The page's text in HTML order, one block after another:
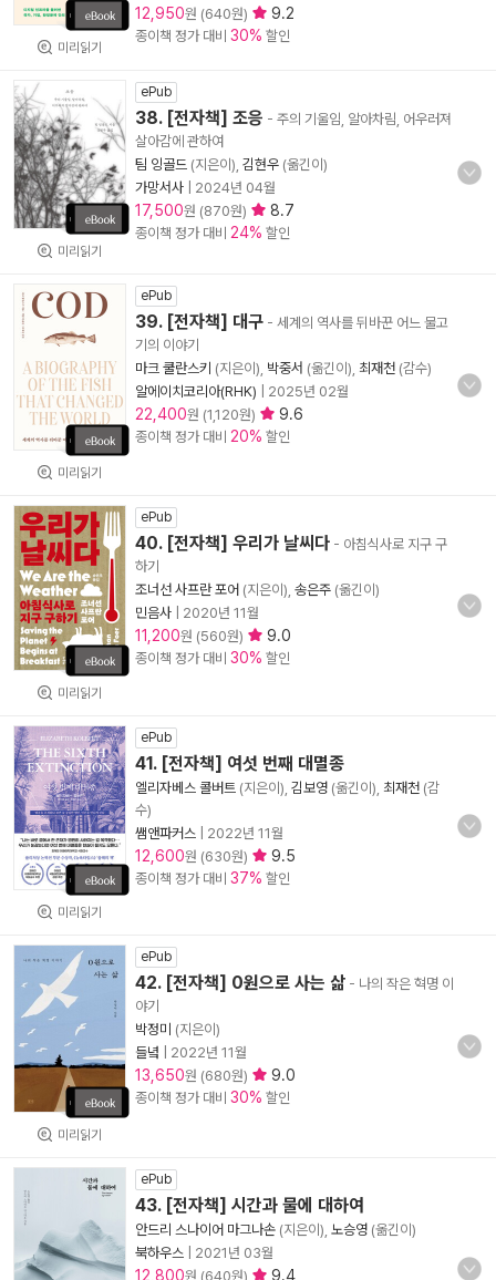
미리읽기
12,950원 (640원) 9.2
종이책 정가 대비 30% 할인
미리읽기
ePub
38. [전자책] 조응 - 주의 기울임, 알아차림, 어우러져
살아감에 관하여
팀 잉골드 (지은이), 김현우 (옮긴이)
가망서사
2024년 04월
17,500원 (870원) 8.7
종이책 정가 대비 24% 할인
미리읽기
ePub
39. [전자책] 대구 - 세계의 역사를 뒤바꾼 어느 물고
기의 이야기
마크 쿨란스키 (지은이), 박중서 (옮긴이), 최재천 (감수)
알에이치코리아(RHK)
2025년 02월
22,400원 (1,120원) 9.6
종이책 정가 대비 20% 할인
미리읽기
ePub
40. [전자책] 우리가 날씨다 - 아침식사로 지구 구
하기
조너선 사프란 포어 (지은이), 송은주 (옮긴이)
민음사
2020년 11월
11,200원 (560원) 9.0
종이책 정가 대비 30% 할인
미리읽기
ePub
41. [전자책] 여섯 번째 대멸종
엘리자베스 콜버트 (지은이), 김보영 (옮긴이), 최재천 (감
수)
쌤앤파커스
2022년 11월
12,600원 (630원) 9.5
종이책 정가 대비 37% 할인
미리읽기
ePub
42. [전자책] 0원으로 사는 삶 - 나의 작은 혁명 이
야기
박정미 (지은이)
들녘
2022년 11월
13,650원 (680원) 9.0
종이책 정가 대비 30% 할인
ePub
43. [전자책] 시간과 물에 대하여
안드리 스나이어 마그나손 (지은이), 노승영 (옮긴이)
북하우스
2021년 03월
12,800원 (640원) 9.4